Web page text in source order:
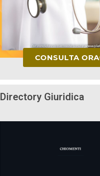
CONSULTA ORA
Directory Giuridica